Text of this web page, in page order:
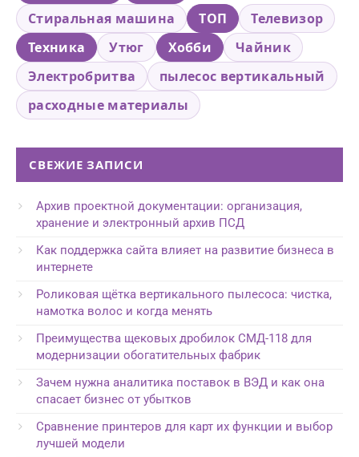
Стиральная машина
ТОП
Телевизор
Техника
Утюг Хобби
Чайник
Электробритва
пылесос вертикальный
расходные материалы
СВЕЖИЕ ЗАПИСИ
Архив проектной документации: организация,
хранение и электронный архив ПСД
Как поддержка сайта влияет на развитие бизнеса в
интернете
Роликовая щётка вертикального пылесоса: чистка,
намотка волос и когда менять
Преимущества щековых дробилок СМД-118 для
модернизации обогатительных фабрик
Зачем нужна аналитика поставок в ВЭД и как она
спасает бизнес от убытков
Сравнение принтеров для карт их функции и выбор
лучшей модели